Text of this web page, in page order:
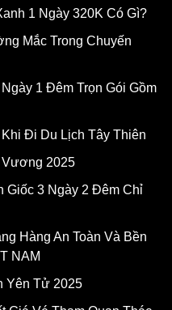
1 Ngày 320K Có Gì?
Mắc Trong Chuyến
1 Đêm Trọn Gói Gồm
Đi Du Lịch Tây Thiên
Vương 2025
Giốc 3 Ngày 2 Đêm Chỉ
Hàng An Toàn Và Bền
NAM
Yên Tử 2025